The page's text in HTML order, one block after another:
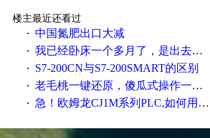
楼主最近还看过
· 中国氮肥出口大减
· 我已经卧床一个多月了，是出去安装机械手在高速遭遇车祸所致:大家工作都要特别注意啊
· S7-200CN与S7-200SMART的区别
· 老毛桃一键还原，傻瓜式操作一键轻松备份还原；程序为向导式安装，一键即可实现自动备份或还原系统。
· 急！欧姆龙CJ1M系列PLC,如何用时间控制变频器。要求时间在组态王中可以自由输入！拜托各位大神了！